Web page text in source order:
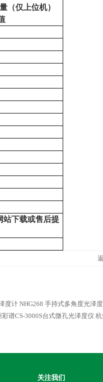
（仅上位机）
站下载或售后提
度计NHG268 手持式多角度光泽
彩谱CS-3000S台式微孔光泽度仪 杭
关注我们